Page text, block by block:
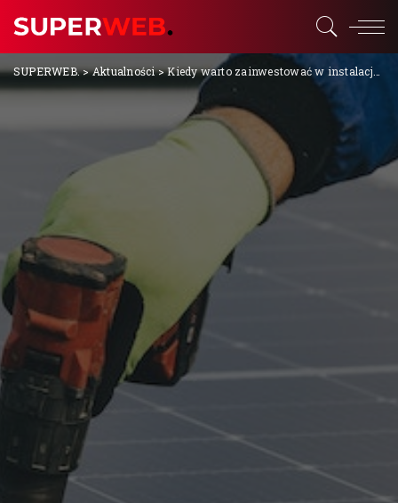
SUPERWEB.>Aktualności>Kiedy warto zainwestować w instalację fotowoltaiczną?